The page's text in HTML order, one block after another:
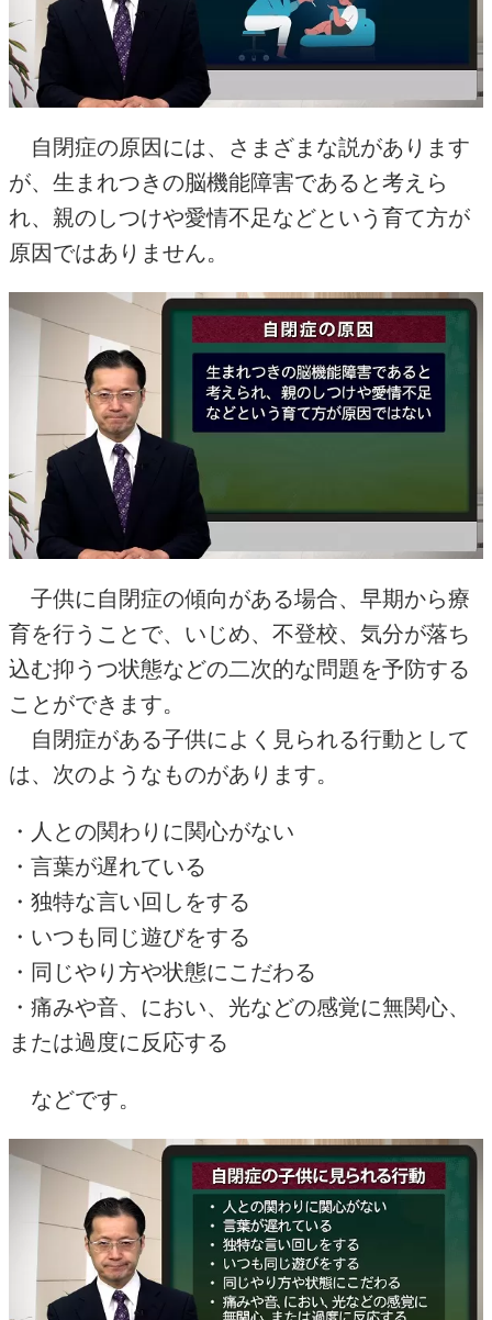
自閉症の原因には、さまざまな説があります
が、生まれつきの脳機能障害であると考えら
れ、親のしつけや愛情不足などという育て方が
原因ではありません。
子供に自閉症の傾向がある場合、早期から療
育を行うことで、いじめ、不登校、気分が落ち
込む抑うつ状態などの二次的な問題を予防する
ことができます。
自閉症がある子供によく見られる行動として
は、次のようなものがあります。
・人との関わりに関心がない
・言葉が遅れている
・独特な言い回しをする
・いつも同じ遊びをする
・同じやり方や状態にこだわる
・痛みや音、におい、光などの感覚に無関心、
または過度に反応する
などです。